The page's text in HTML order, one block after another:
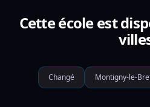
Cette école est
Changé Montigny-le-